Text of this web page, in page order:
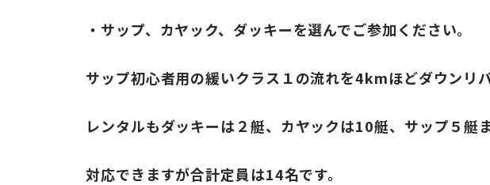
・サップ、カヤック、ダッキーを選んでご参加ください。
サップ初心者用の緩いクラス１の流れを4kmほどダウンリバ
レンタルもダッキーは２艇、カヤックは10艇、サップ５艇
対応できますが合計定員は14名です。